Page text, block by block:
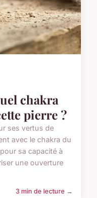
chakra
pierre ?
ses vertus de
avec le chakra du
sa capacité à
une ouverture
3 min de lecture →